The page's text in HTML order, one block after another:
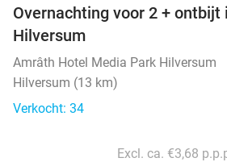
Overnachting voor 2 + ontbijt
Hilversum
Amrâth Hotel Media Park Hilversum
Hilversum (13 km)
Verkocht: 34
Excl. ca. €3,68